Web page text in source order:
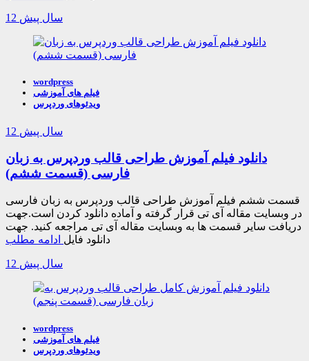
12 سال پیش
wordpress
فیلم های آموزشی
ویدئوهای وردپرس
12 سال پیش
دانلود فیلم آموزش طراحی قالب وردپرس به زبان
فارسی (قسمت ششم)
قسمت ششم فیلم آموزش طراحی قالب وردپرس به زبان فارسی
در وبسایت مقاله آی تی قرار گرفته و آماده دانلود کردن است.جهت
دریافت سایر قسمت ها به وبسایت مقاله آی تی مراجعه کنید. جهت
دانلود فایل ادامه مطلب
12 سال پیش
wordpress
فیلم های آموزشی
ویدئوهای وردپرس